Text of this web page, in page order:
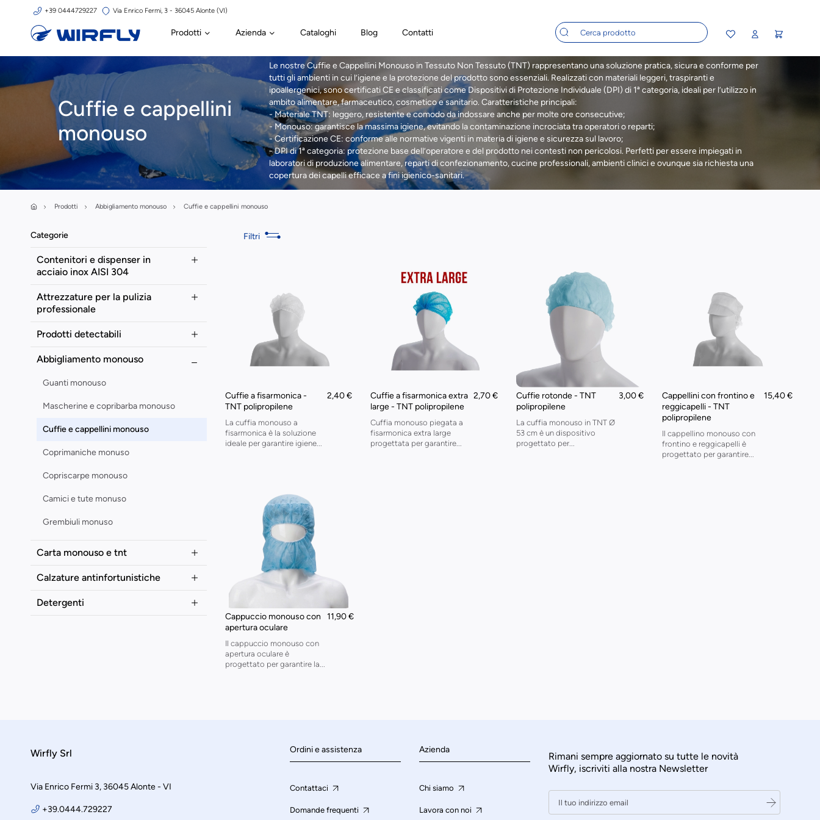
+39 0444729227 Via Enrico Fermi, 3 - 36045 Alonte (VI)
Prodotti Azienda Cataloghi Blog Contatti
Cuffie e cappellini
monouso
Le nostre Cuffie e Cappellini Monouso in Tessuto Non Tessuto (TNT) rappresentano una soluzione pratica, sicura e conforme per
tutti gli ambienti in cui l’igiene e la protezione del prodotto sono essenziali. Realizzati con materiali leggeri, traspiranti e
ipoallergenici, sono certificati CE e classificati come Dispositivi di Protezione Individuale (DPI) di 1ª categoria, ideali per l’utilizzo in
ambito alimentare, farmaceutico, cosmetico e sanitario. Caratteristiche principali:
- Materiale TNT: leggero, resistente e comodo da indossare anche per molte ore consecutive;
- Monouso: garantisce la massima igiene, evitando la contaminazione incrociata tra operatori o reparti;
- Certificazione CE: conforme alle normative vigenti in materia di igiene e sicurezza sul lavoro;
- DPI di 1ª categoria: protezione base dell’operatore e del prodotto nei contesti non pericolosi. Perfetti per essere impiegati in
laboratori di produzione alimentare, reparti di confezionamento, cucine professionali, ambienti clinici e ovunque sia richiesta una
copertura dei capelli efficace a fini igienico-sanitari.
Prodotti Abbigliamento monouso Cuffie e cappellini monouso
Categorie
Contenitori e dispenser in
acciaio inox AISI 304
Attrezzature per la pulizia
professionale
Prodotti detectabili
Abbigliamento monouso
Guanti monouso
Mascherine e copribarba monouso
Cuffie e cappellini monouso
Coprimaniche monuso
Copriscarpe monouso
Camici e tute monuso
Grembiuli monuso
Carta monouso e tnt
Calzature antinfortunistiche
Detergenti
Filtri
Cuffie a fisarmonica -
TNT polipropilene
La cuffia monouso a
fisarmonica è la soluzione
ideale per garantire igiene...
2,40 €
Cuffie a fisarmonica extra
large - TNT polipropilene
Cuffia monouso piegata a
fisarmonica extra large
progettata per garantire...
2,70 €
Cuffie rotonde - TNT
polipropilene
La cuffia monouso in TNT Ø
53 cm è un dispositivo
progettato per...
3,00 €
Cappellini con frontino e
reggicapelli - TNT
polipropilene
Il cappellino monouso con
frontino e reggicapelli è
progettato per garantire...
15,40 €
Cappuccio monouso con
apertura oculare
Il cappuccio monouso con
apertura oculare è
progettato per garantire la...
11,90 €
Wirfly Srl
Via Enrico Fermi 3, 36045 Alonte - VI
+39.0444.729227
Ordini e assistenza
Contattaci
Domande frequenti
Azienda
Chi siamo
Lavora con noi
Rimani sempre aggiornato su tutte le novità
Wirfly, iscriviti alla nostra Newsletter